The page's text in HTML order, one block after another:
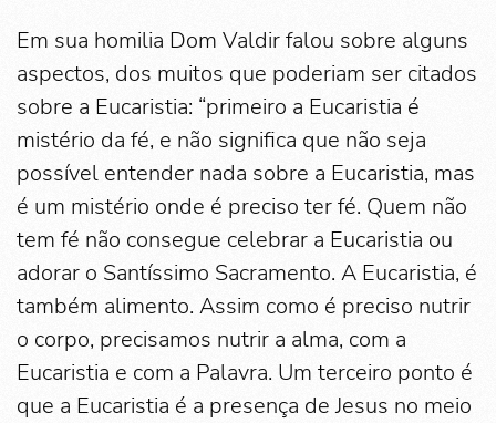
Em sua homilia Dom Valdir falou sobre alguns
aspectos, dos muitos que poderiam ser citados
sobre a Eucaristia: “primeiro a Eucaristia é
mistério da fé, e não significa que não seja
possível entender nada sobre a Eucaristia, mas
é um mistério onde é preciso ter fé. Quem não
tem fé não consegue celebrar a Eucaristia ou
adorar o Santíssimo Sacramento. A Eucaristia, é
também alimento. Assim como é preciso nutrir
o corpo, precisamos nutrir a alma, com a
Eucaristia e com a Palavra. Um terceiro ponto é
que a Eucaristia é a presença de Jesus no meio